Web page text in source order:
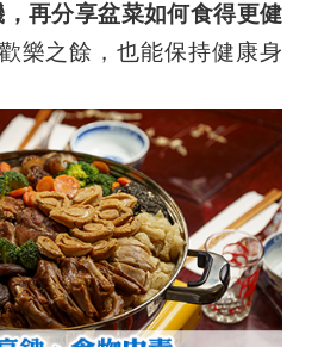
再分享盆菜如何食得更健
樂之餘，也能保持健康身